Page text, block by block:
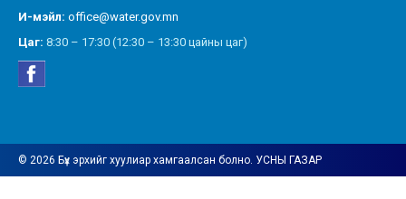
И-мэйл: office@water.gov.mn
Цаг: 8:30 – 17:30 (12:30 – 13:30 цайны цаг)
© 2026 Бүх эрхийг хуулиар хамгаалсан болно. УСНЫ ГАЗАР